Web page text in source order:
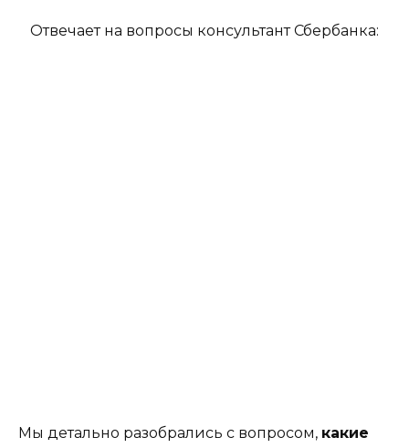
Отвечает на вопросы консультант Сбербанка:
Мы детально разобрались с вопросом, какие